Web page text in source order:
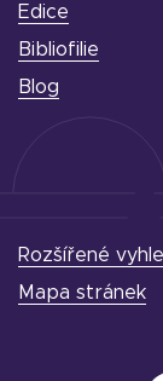
Edice
Bibliofilie
Blog
Rozšířené
Mapa stránek